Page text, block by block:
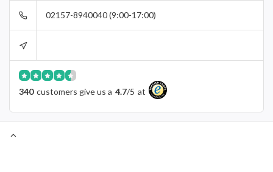
02157-8940040 (9:00-17:00)
340 customers give us a 4.7/5 at